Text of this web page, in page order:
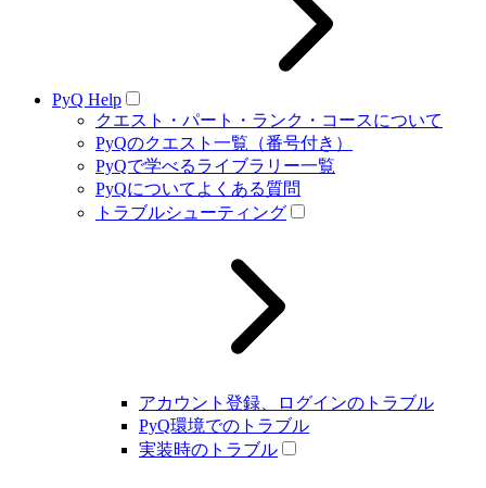
PyQ Help
クエスト・パート・ランク・コースについて
PyQのクエスト一覧（番号付き）
PyQで学べるライブラリー一覧
PyQについてよくある質問
トラブルシューティング
アカウント登録、ログインのトラブル
PyQ環境でのトラブル
実装時のトラブル